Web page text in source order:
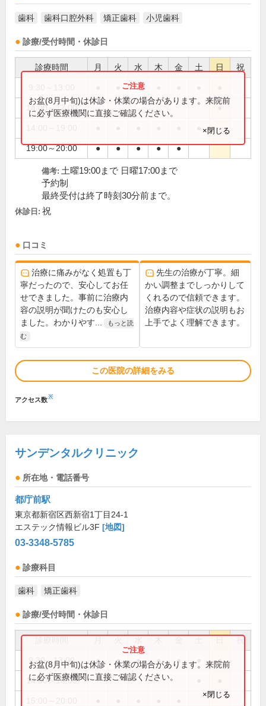
歯科 歯科口腔外科 矯正歯科 小児歯科
診療/受付時間・休診日
診療時間 月 火 水 木 金 土 日 祝
●
14:00～17:00 ●
19:00～20:00 ● ● ● ● ●
お盆(8月中旬)は休診・休業の場合があります。来院前
に必ず医療機関に直接ご確認ください。
×閉じる
備考: 土曜19:00まで 日曜17:00まで
予約制
最終受付は終了時刻30分前まで。
休診日: 祝
口コミ
治療に痛みがなく処置も丁
寧だったので、安心してお任
せできました。事前に治療内
容の説明が聞けたのも安心し
ました。わかりやす...
もっと読
む
先生の治療が丁寧。細
かい調整までしっかりして
くれるので信頼できます。
治療内容や症状の説明もお
上手でよく理解できます。
この医院の詳細をみる
アクセス数※
サンデンタルクリニック
所在地・電話番号
都庁前駅
東京都新宿区西新宿1丁目24-1
エステック情報ビル3F [地図]
03-3348-5785
診療科目
歯科 矯正歯科
診療/受付時間・休診日
祝
9:30～13:00 ● ● ● ● ● ●
14:00～18:00
お盆(8月中旬)は休診・休業の場合があります。来院前
に必ず医療機関に直接ご確認ください。
×閉じる